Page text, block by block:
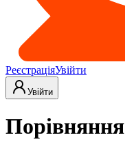
РеєстраціяУвійти
Увійти
Порівняння